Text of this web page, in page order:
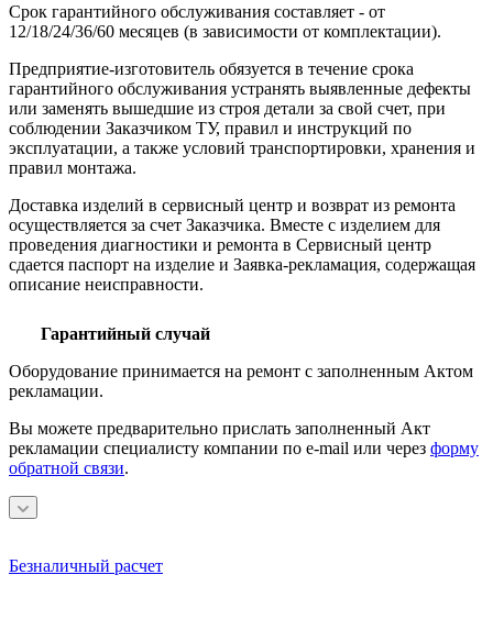
Срок гарантийного обслуживания составляет - от
12/18/24/36/60 месяцев (в зависимости от комплектации).
Предприятие-изготовитель обязуется в течение срока
гарантийного обслуживания устранять выявленные дефекты
или заменять вышедшие из строя детали за свой счет, при
соблюдении Заказчиком ТУ, правил и инструкций по
эксплуатации, а также условий транспортировки, хранения и
правил монтажа.
Доставка изделий в сервисный центр и возврат из ремонта
осуществляется за счет Заказчика. Вместе с изделием для
проведения диагностики и ремонта в Сервисный центр
сдается паспорт на изделие и Заявка-рекламация, содержащая
описание неисправности.
Гарантийный случай
Оборудование принимается на ремонт с заполненным Актом
рекламации.
Вы можете предварительно прислать заполненный Акт
рекламации специалисту компании по e-mail или через форму
обратной связи.
Безналичный расчет